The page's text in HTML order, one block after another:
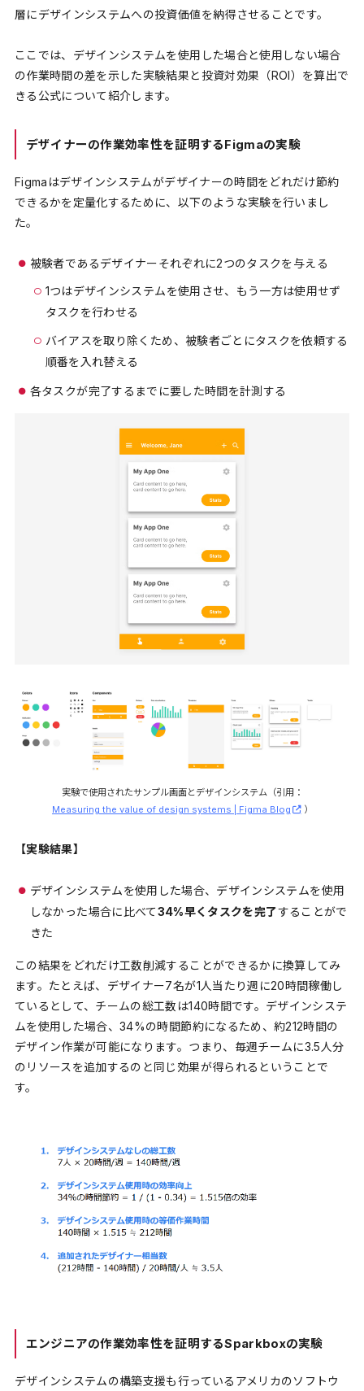
層にデザインシステムへの投資価値を納得させることです。
ここでは、デザインシステムを使用した場合と使用しない場合
の作業時間の差を示した実験結果と投資対効果（ROI）を算出で
きる公式について紹介します。
デザイナーの作業効率性を証明するFigmaの実験
Figmaはデザインシステムがデザイナーの時間をどれだけ節約
できるかを定量化するために、以下のような実験を行いまし
た。
被験者であるデザイナーそれぞれに2つのタスクを与える
1つはデザインシステムを使用させ、もう一方は使用せず
タスクを行わせる
バイアスを取り除くため、被験者ごとにタスクを依頼する
順番を入れ替える
各タスクが完了するまでに要した時間を計測する
実験で使用されたサンプル画面とデザインシステム（引用：
Measuring the value of design systems | Figma Blog
）
【実験結果】
デザインシステムを使用した場合、デザインシステムを使用
しなかった場合に比べて34%早くタスクを完了することがで
きた
この結果をどれだけ工数削減することができるかに換算してみ
ます。たとえば、デザイナー7名が1人当たり週に20時間稼働し
ているとして、チームの総工数は140時間です。デザインシステ
ムを使用した場合、34%の時間節約になるため、約212時間の
デザイン作業が可能になります。つまり、毎週チームに3.5人分
のリソースを追加するのと同じ効果が得られるということで
す。
エンジニアの作業効率性を証明するSparkboxの実験
デザインシステムの構築支援も行っているアメリカのソフトウ